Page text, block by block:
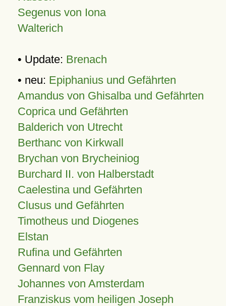
Segenus von Iona
Walterich
• Update: Brenach
• neu: Epiphanius und Gefährten
Amandus von Ghisalba und Gefährten
Coprica und Gefährten
Balderich von Utrecht
Berthanc von Kirkwall
Brychan von Brycheiniog
Burchard II. von Halberstadt
Caelestina und Gefährten
Clusus und Gefährten
Timotheus und Diogenes
Elstan
Rufina und Gefährten
Gennard von Flay
Johannes von Amsterdam
Franziskus vom heiligen Joseph